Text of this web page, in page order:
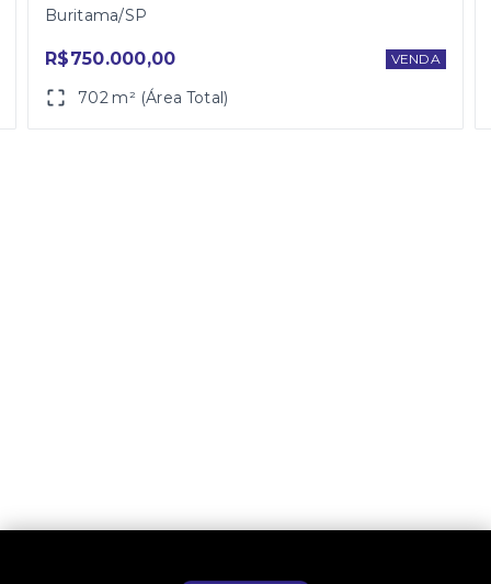
Buritama/SP
R$750.000,00 VENDA
702 m² (Área Total)